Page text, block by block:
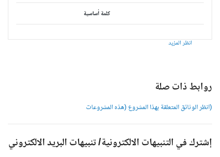
كلمة أساسية
انظر المزيد
روابط ذات صلة
(انظر الوثائق المتعلقة بهذا المشروع (هذه المشروعات
إشترك في التنبيهات الالكترونية/ تنبيهات البريد الالكتروني